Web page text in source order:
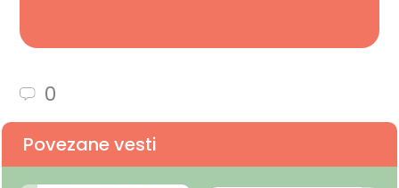
0
Povezane vesti